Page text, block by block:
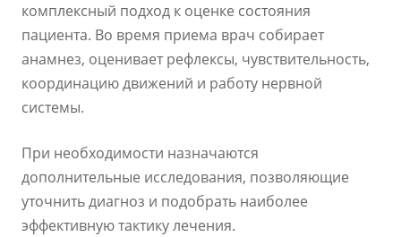
комплексный подход к оценке состояния
пациента. Во время приема врач собирает
анамнез, оценивает рефлексы, чувствительность,
координацию движений и работу нервной
системы.
При необходимости назначаются
дополнительные исследования, позволяющие
уточнить диагноз и подобрать наиболее
эффективную тактику лечения.